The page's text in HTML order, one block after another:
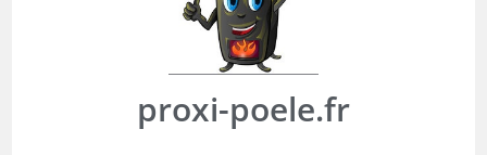
proxi-poele.fr